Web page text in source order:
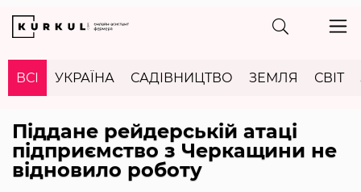
ВСІ УКРАЇНА САДІВНИЦТВО ЗЕМЛЯ СВІТ
Піддане рейдерській атаці
підприємство з Черкащини не
відновило роботу